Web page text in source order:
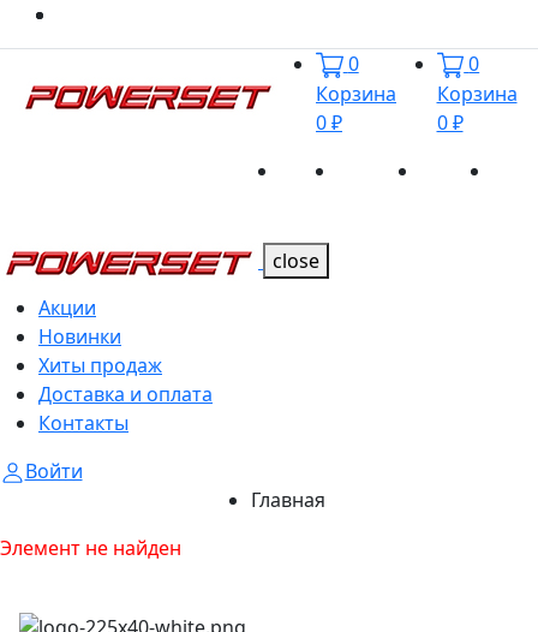
0
Корзина
0 ₽
0
Корзина
0 ₽
Акции Новинки
close
Акции
Новинки
Хиты продаж
Доставка и оплата
Контакты
Войти
Главная
Элемент не найден